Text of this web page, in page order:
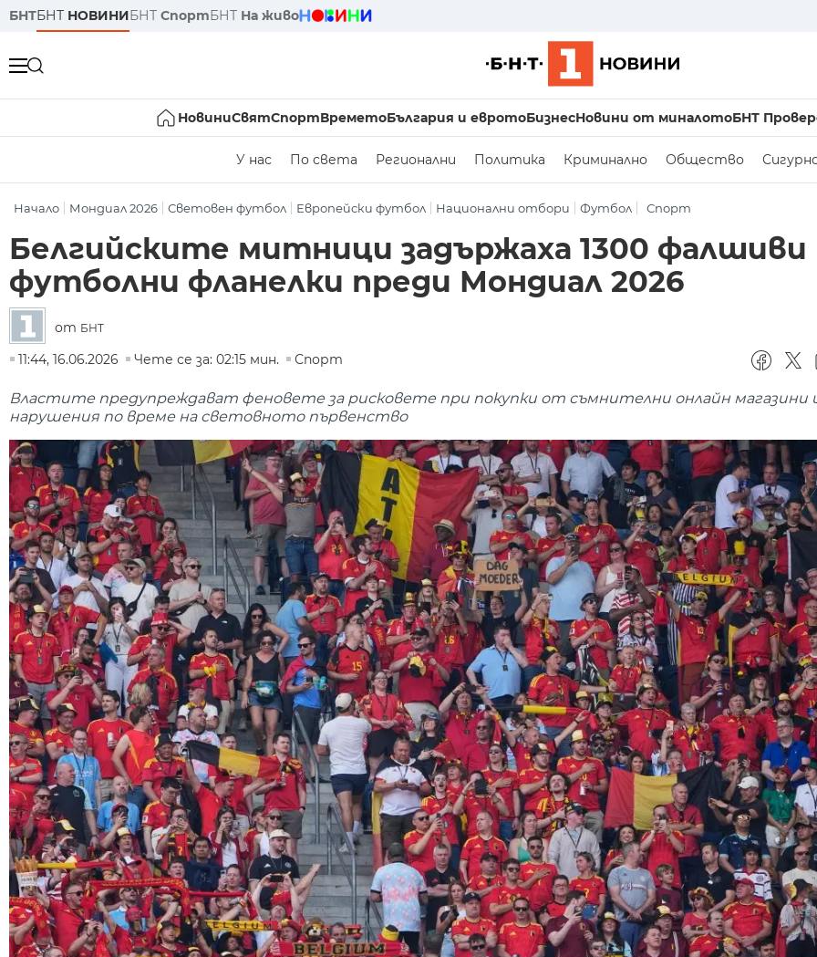
БНТБНТ НОВИНИБНТ СпортБНТ На живо
НовиниСвятСпортВреметоБългария и евротоБизнесНовини от миналотоБНТ
У нас По света Регионални Политика Криминално Общество
Начало Мондиал 2026 Световен футбол Европейски футбол Национални отбори Футбол Спорт
Белгийските митници задържаха 1300 фалшиви
футболни фланелки преди Мондиал 2026
от БНТ
11:44, 16.06.2026
Чете се за: 02:15 мин. Спорт
Властите предупреждават феновете за рисковете при покупки от съмнителни онлайн магазини
нарушения по време на световното първенство